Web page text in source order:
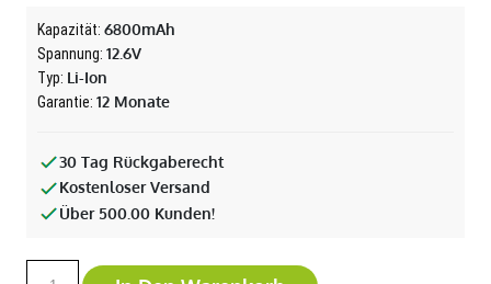
Kapazität: 6800mAh
Spannung: 12.6V
Typ: Li-Ion
Garantie: 12 Monate
30 Tag Rückgaberecht
Kostenloser Versand
Über 500.00 Kunden!